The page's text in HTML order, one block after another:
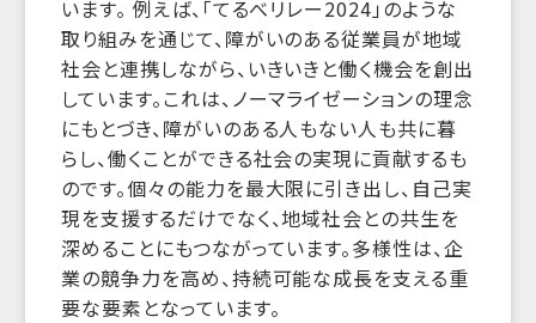
います。 例えば、「てるべリレー2024」のような
取り組みを通じて、障がいのある従業員が地域
社会と連携しながら、いきいきと働く機会を創出
しています。これは、ノーマライゼーションの理念
にもとづき、障がいのある人もない人も共に暮
らし、働くことができる社会の実現に貢献するも
のです。個々の能力を最大限に引き出し、自己実
現を支援するだけでなく、地域社会との共生を
深めることにもつながっています。多様性は、企
業の競争力を高め、持続可能な成長を支える重
要な要素となっています。